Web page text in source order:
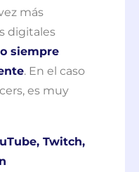
más
digitales
siempre
. En el caso
es muy
Twitch,